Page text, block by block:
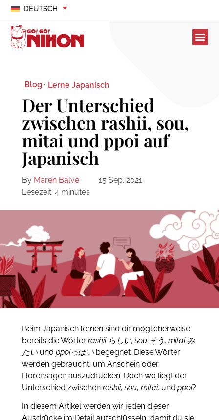
DEUTSCH
Blog · Lerne Japanisch
Der Unterschied
zwischen rashii, sou,
mitai und ppoi auf
Japanisch
By Maren Balve
15 Sep. 2021
Lesezeit: 4 minutes
Beim Japanisch lernen sind dir möglicherweise
bereits die Wörter rashii らしい, sou そう, mitai み
たい und ppoiっぽい begegnet. Diese Wörter
werden gebraucht, um Anschein oder
Hörensagen auszudrücken. Doch wo liegt der
Unterschied zwischen rashii,sou, mitai, und ppoi?
In diesem Artikel werden wir jeden dieser
Ausdrücke im Detail aufschlüsseln, damit du sie